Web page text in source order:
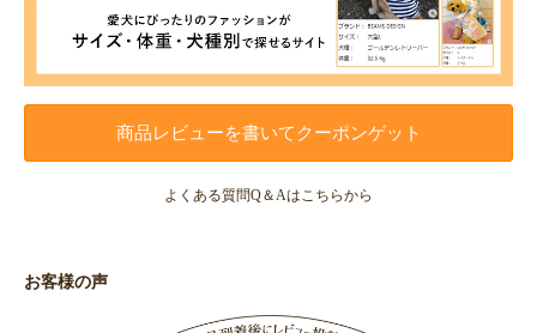
商品レビューを書いてクーポンゲット
よくある質問Q＆Aはこちらから
お客様の声